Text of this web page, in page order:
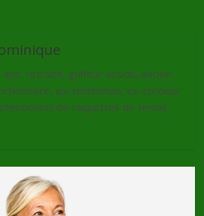
ans, retraité, golfeur assidu, ancien
ex-tennisman, ex-cordeur
de raquettes de tennis,